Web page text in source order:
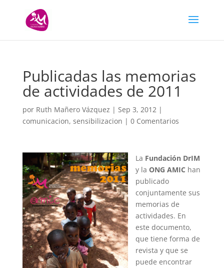
Publicadas las memorias
de actividades de 2011
por Ruth Mañero Vázquez | Sep 3, 2012|
comunicacion, sensibilizacion | 0 Comentarios
La Fundación DrIM
y la ONG AMIC han
publicado
conjuntamente sus
memorias de
actividades. En
este documento,
que tiene forma de
revista y que se
puede encontrar